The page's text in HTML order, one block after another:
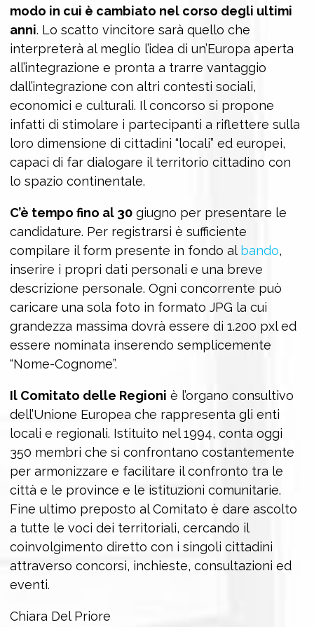
modo in cui è cambiato nel corso degli ultimi
anni. Lo scatto vincitore sarà quello che
interpreterà al meglio l’idea di un’Europa aperta
all’integrazione e pronta a trarre vantaggio
dall’integrazione con altri contesti sociali,
economici e culturali. Il concorso si propone
infatti di stimolare i partecipanti a riflettere sulla
loro dimensione di cittadini “locali” ed europei,
capaci di far dialogare il territorio cittadino con
lo spazio continentale.
C’è tempo fino al 30giugno per presentare le
candidature. Per registrarsi è sufficiente
compilare il form presente in fondo al bando,
inserire i propri dati personali e una breve
descrizione personale. Ogni concorrente può
caricare una sola foto in formato JPG la cui
grandezza massima dovrà essere di 1.200 pxl ed
essere nominata inserendo semplicemente
“Nome-Cognome”.
Il Comitato delle Regioni è l’organo consultivo
dell’Unione Europea che rappresenta gli enti
locali e regionali. Istituito nel 1994, conta oggi
350 membri che si confrontano costantemente
per armonizzare e facilitare il confronto tra le
città e le province e le istituzioni comunitarie.
Fine ultimo preposto al Comitato è dare ascolto
a tutte le voci dei territoriali, cercando il
coinvolgimento diretto con i singoli cittadini
attraverso concorsi, inchieste, consultazioni ed
eventi.
Chiara Del Priore